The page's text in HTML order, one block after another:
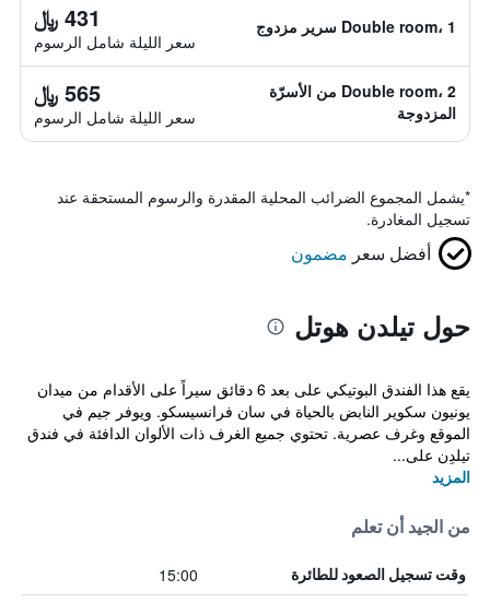
Double room، 1 سرير مزدوج 431 ﷼
سعر الليلة شامل الرسوم
Double room، 2 من الأسرّة
المزدوجة
565 ﷼
سعر الليلة شامل الرسوم
*يشمل المجموع الضرائب المحلية المقدرة والرسوم المستحقة عند
تسجيل المغادرة.
أفضل سعر مضمون
حول تيلدن هوتل
يقع هذا الفندق البوتيكي على بعد 6 دقائق سيراً على الأقدام من ميدان
يونيون سكوير النابض بالحياة في سان فرانسيسكو. ويوفر جيم في
الموقع وغرف عصرية. تحتوي جميع الغرف ذات الألوان الدافئة في فندق
تيلدِن على...
المزيد
من الجيد أن تعلم
وقت تسجيل الصعود للطائرة 15:00